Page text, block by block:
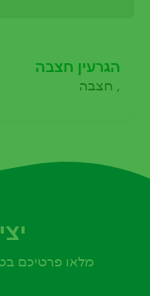
הגרעין חצבה
, חצבה
מלאו פרטיכם